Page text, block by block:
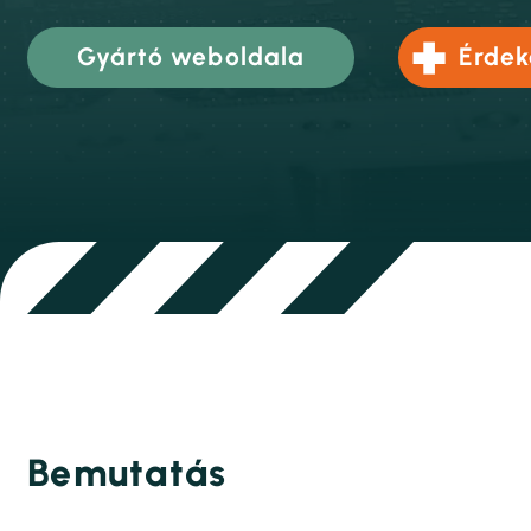
Gyártó weboldala
Bemutatás